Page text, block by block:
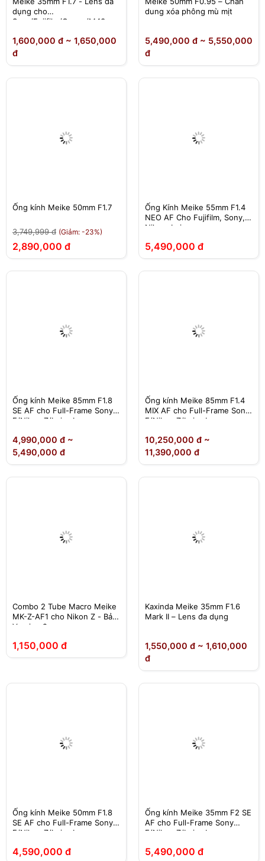
dụng cho
Sony/Fujifilm/Canon/M43
1,600,000 đ ~ 1,650,000
đ
dung xóa phông mù mịt
5,490,000 đ ~ 5,550,000
đ
Ống kính Meike 50mm F1.7
3,749,999 đ (Giảm: -23%)
2,890,000 đ
Ống Kính Meike 55mm F1.4
NEO AF Cho Fujifilm, Sony,
Nikon, Leica
5,490,000 đ
Ống kính Meike 85mm F1.8
SE AF cho Full-Frame Sony
E/Nikon Z/Leica L
4,990,000 đ ~
5,490,000 đ
Ống kính Meike 85mm F1.4
MIX AF cho Full-Frame Sony
E/Nikon Z/Leica L
10,250,000 đ ~
11,390,000 đ
Combo 2 Tube Macro Meike
MK-Z-AF1 cho Nikon Z - Bản
Version 2
1,150,000 đ
Kaxinda Meike 35mm F1.6
Mark II – Lens đa dụng
1,550,000 đ ~ 1,610,000
đ
Ống kính Meike 50mm F1.8
SE AF cho Full-Frame Sony
E/Nikon Z/Leica L
4,590,000 đ
Ống kính Meike 35mm F2 SE
AF cho Full-Frame Sony
E/Nikon Z/Leica L
5,490,000 đ